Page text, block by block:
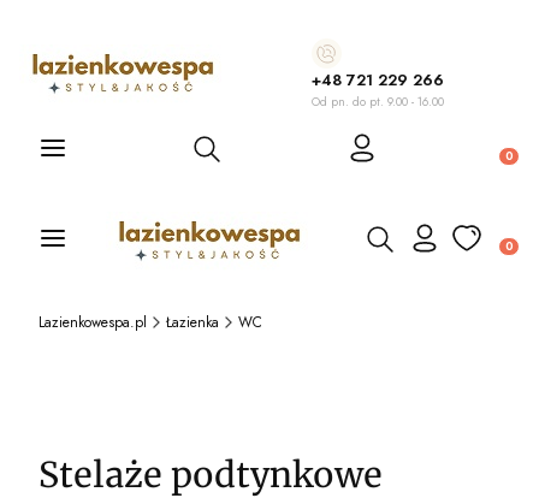
+48 721 229 266
Od pn. do pt. 9.00 - 16.00
Otwórz wyszukiwarkę
Otwórz wyszukiwarkę
Lazienkowespa.pl Łazienka WC
Stelaże podtynkowe